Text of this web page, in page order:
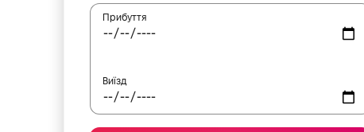
Прибуття
Виїзд